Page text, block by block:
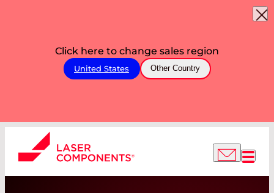
Click here to change sales region
United States Other Country